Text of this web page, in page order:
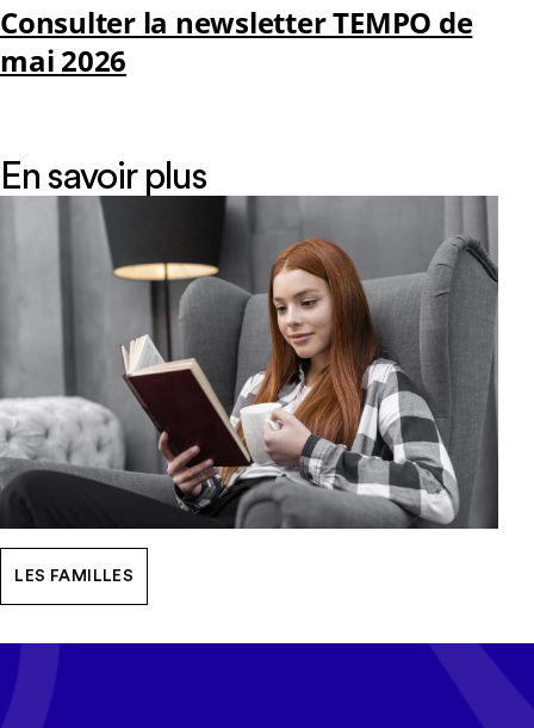
Consulter la newsletter TEMPO de
mai 2026
En savoir plus
LES FAMILLES
Tous les mois, recevez l'actualité